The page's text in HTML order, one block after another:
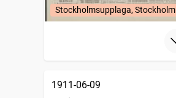
Stockholmsupplaga, Stockholm
1911-06-09